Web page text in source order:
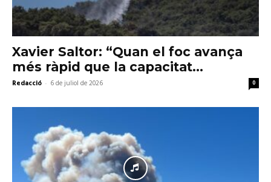
Xavier Saltor: “Quan el foc avança
més ràpid que la capacitat...
Redacció - 6 de juliol de 2026 0